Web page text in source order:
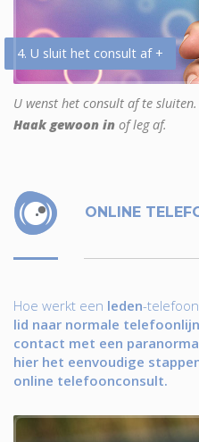
4. U sluit het consult af +
U wenst het consult af te sluiten.
Haak gewoon in of leg af.
ONLINE
Hoe werkt een leden-
lid naar normale
contact met een
hier het eenvoudige
online telefoonconsult.